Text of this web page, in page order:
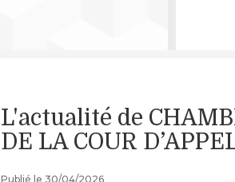
L'actualité de
DE LA COUR
Publié le 30/04/2026